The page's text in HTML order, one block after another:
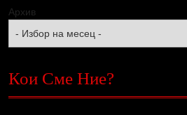
Архив
Кои Сме Ние?